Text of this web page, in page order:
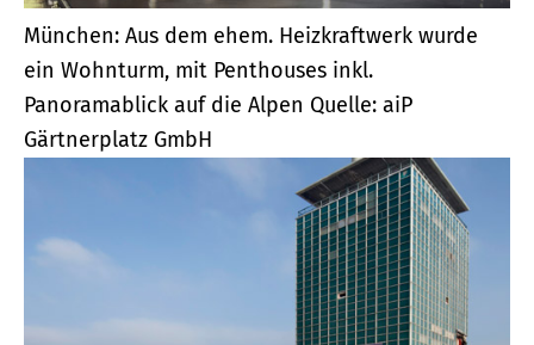
München: Aus dem ehem. Heizkraftwerk wurde
ein Wohnturm, mit Penthouses inkl.
Panoramablick auf die Alpen Quelle: aiP
Gärtnerplatz GmbH